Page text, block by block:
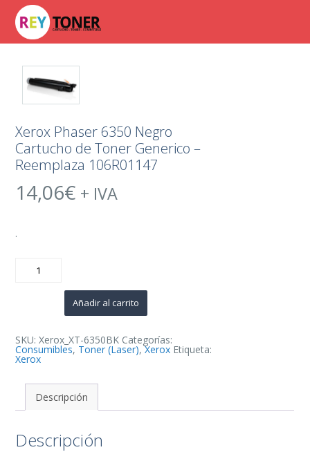
Xerox Phaser 6350 Negro
Cartucho de Toner Generico –
Reemplaza 106R01147
14,06€ + IVA
.
Phaser
-
Reemplaza
106R01147
Añadir al carrito
SKU:Xerox_XT-6350BK Categorías:
Consumibles, Toner (Laser),Xerox Etiqueta:
Xerox
Descripción
Descripción